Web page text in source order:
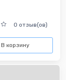
0 отзыв(ов)
В корзину